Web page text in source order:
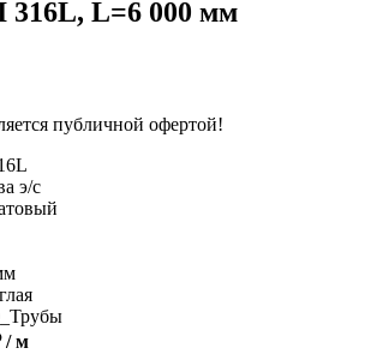
316L, L=6 000 мм
публичной офертой!
э/с
/м